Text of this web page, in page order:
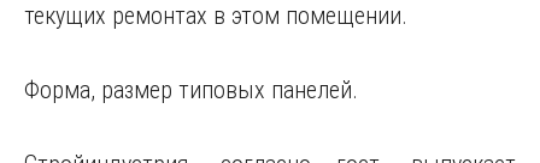
текущих ремонтах в этом помещении.
Форма, размер типовых панелей.